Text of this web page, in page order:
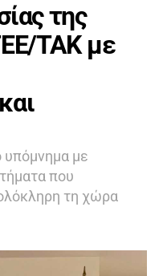
της
ΤΑΚ με
με
που
τη χώρα